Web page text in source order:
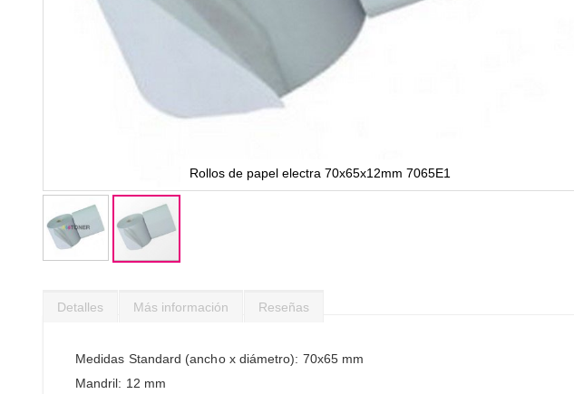
Rollos de papel electra 70x65x12mm 7065E1
comienzo
galería
Detalles
Medidas Standard (ancho x diámetro): 70x65 mm
Mandril: 12 mm
Más información Reseñas